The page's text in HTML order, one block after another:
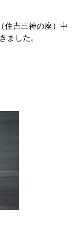
住吉三神の座）中
ました。